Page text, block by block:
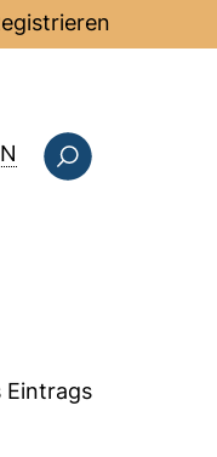
: this page in
Eintrags